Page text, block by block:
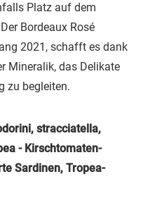
Platz auf dem
Bordeaux Rosé
2021, schafft es dank
Mineralik, das Delikate
zu begleiten.
stracciatella,
- Kirschtomaten-
Sardinen, Tropea-